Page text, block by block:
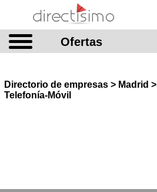
Ofertas
Directorio de empresas > Madrid >
Telefonía-Móvil